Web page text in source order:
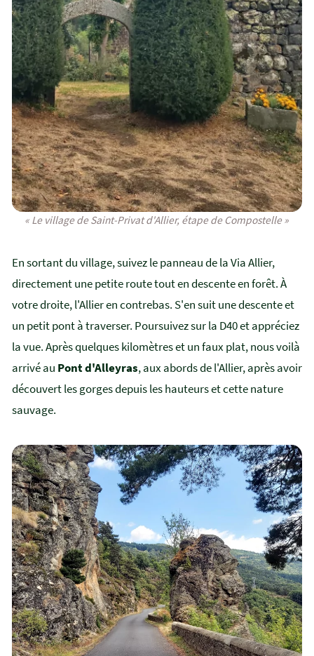
« Le village de Saint-Privat d'Allier, étape de Compostelle »
En sortant du village, suivez le panneau de la Via Allier,
directement une petite route tout en descente en forêt. À
votre droite, l'Allier en contrebas. S'en suit une descente et
un petit pont à traverser. Poursuivez sur la D40 et appréciez
la vue. Après quelques kilomètres et un faux plat, nous voilà
arrivé au Pont d'Alleyras, aux abords de l'Allier, après avoir
découvert les gorges depuis les hauteurs et cette nature
sauvage.